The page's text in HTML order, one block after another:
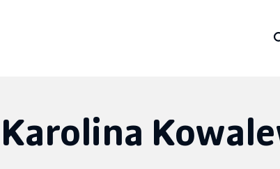
Karolina